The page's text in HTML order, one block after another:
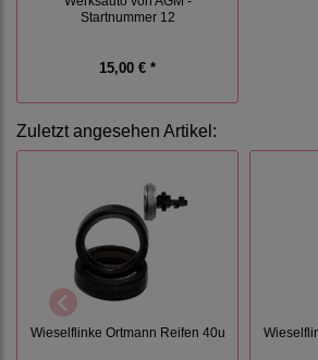
Startnummer 12
15,00 € *
Zuletzt angesehen Artikel:
Wieselflinke Ortmann Reifen 40u